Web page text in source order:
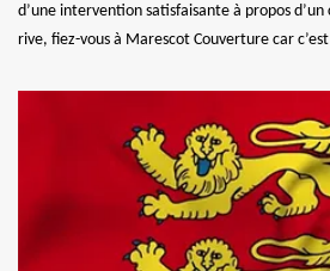
d’une intervention satisfaisante à propos
rive, fiez-vous à Marescot Couverture car